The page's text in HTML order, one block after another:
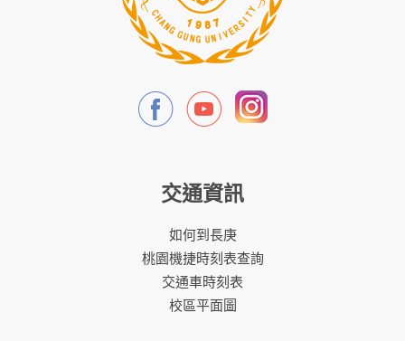
交通資訊
如何到長庚
桃園機捷時刻表查詢
交通車時刻表
校區平面圖